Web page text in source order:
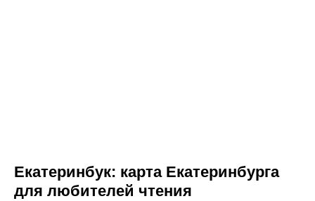
Екатеринбук: карта Екатеринбурга
для любителей чтения